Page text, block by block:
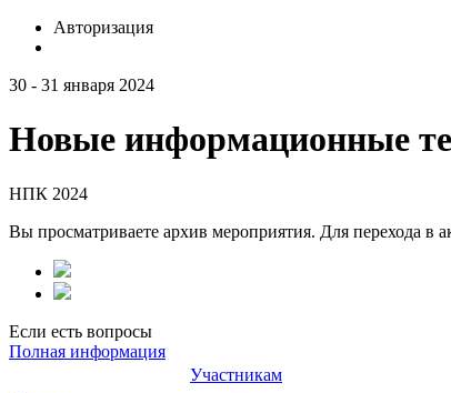
Авторизация
30 - 31 января 2024
Новые информационные
НПК 2024
Вы просматриваете архив мероприятия. Для перехода в
Если есть вопросы
Полная информация
Участникам